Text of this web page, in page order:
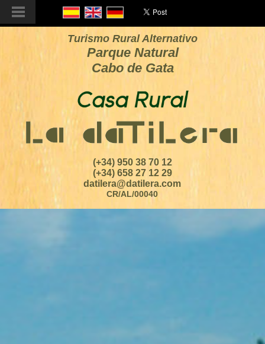
Turismo Rural Alternativo
Parque Natural
Cabo de Gata
(+34) 950 38 70 12
(+34) 658 27 12 29
datilera@datilera.com
CR/AL/00040